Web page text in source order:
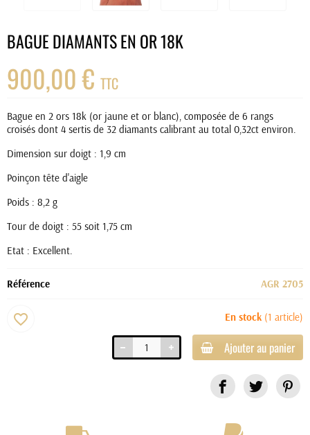
BAGUE DIAMANTS EN OR 18K
900,00 € TTC
Bague en 2 ors 18k (or jaune et or blanc), composée de 6 rangs
croisés dont 4 sertis de 32 diamants calibrant au total 0,32ct environ.
Dimension sur doigt : 1,9 cm
Poinçon tête d'aigle
Poids : 8,2 g
Tour de doigt : 55 soit 1,75 cm
Etat : Excellent.
Référence AGR 2705
En stock (1 article)
Ajouter au panier
favorite_border